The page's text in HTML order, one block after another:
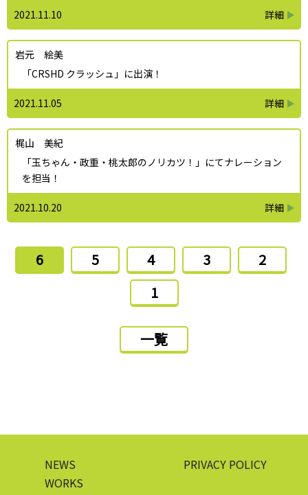
2021.11.10
岩元 絵美
「CRSHD クラッシュ」に出演！
2021.11.05
梶山 美紀
「玉ちゃん・政重・桃太郎のノリカツ！」にてナレーション
を担当！
2021.10.20
6 5 4 3
2
1
一覧
NEWS
WORKS
PRIVACY POLICY